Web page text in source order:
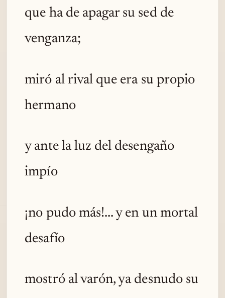
que ha de apagar su sed de
venganza;
miró al rival que era su propio
hermano
y ante la luz del desengaño
impío
¡no pudo más!... y en un mortal
desafío
mostró al varón, ya desnudo su